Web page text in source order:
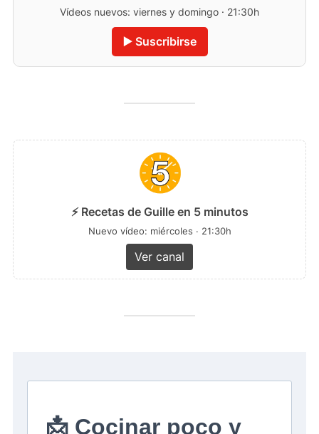
Vídeos nuevos: viernes y domingo · 21:30h
▶️ Suscribirse
⚡ Recetas de Guille en 5 minutos
Nuevo vídeo: miércoles · 21:30h
Ver canal